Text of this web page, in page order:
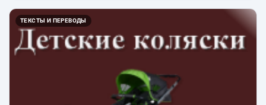
ТЕКСТЫ И ПЕРЕВОДЫ